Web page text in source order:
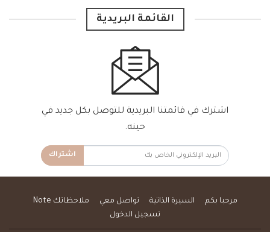
القائمة البريدية
اشترك في قائمتنا البريدية للتوصل بكل جديد في
حينه.
اشتراك
مرحبا بكم السيرة الذاتية تواصل معي
ملاحظاتك Note
تسجيل الدخول